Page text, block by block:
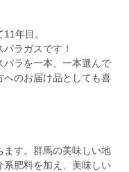
年目。
ラガスです！
ラを一本、一本選んで
へのお届け品としても喜
ます。群馬の美味しい地
肥料を加え、美味しい